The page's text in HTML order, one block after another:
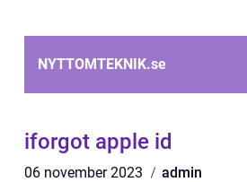
NYTTOMTEKNIK.se
iforgot apple id
06 november 2023 admin